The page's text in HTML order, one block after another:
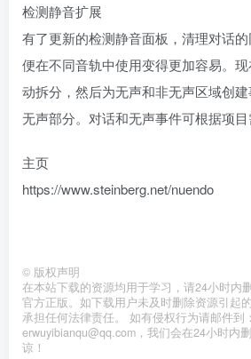
检测静音扩展
有了更新的检测静音面板，清理对话
便在不同音轨中使用变得更加容易。
动拆分，然后为无声和非无声区域创
无声部分。对话和无声事件可根据项目
主页
https://www.steinberg.net/nuendo
© 版权声明
在本站下载的资源均用于学习，请24小时内
官方正版。如下载用户未及时删除资源引起
承担任何法律责任。 如有侵权行为请邮件到：
erwuyibianqu@qq.com，我们会在24小时内
谅！